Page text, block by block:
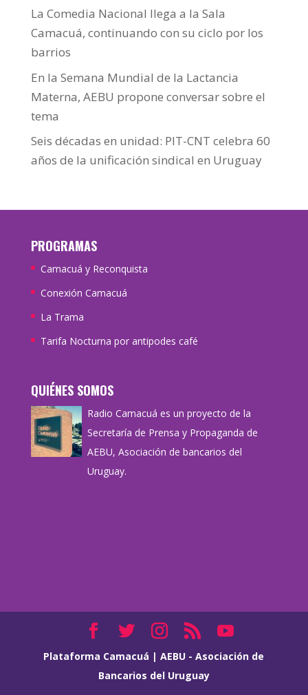
La Comedia Nacional llega a la Sala
Camacuá, continuando con su ciclo por los
barrios
En la Semana Mundial de la Lactancia
Materna, AEBU propone conversar sobre el
tema
Seis décadas en unidad: PIT-CNT celebra 60
años de la unificación sindical en Uruguay
PROGRAMAS
Camacuá y Reconquista
Conexión Camacuá
La Trama
Tarifa Nocturna por antipodes café
QUIÉNES SOMOS
Radio Camacuá es un proyecto de la
Secretaría de Prensa y Propaganda de
AEBU, Asociación de bancarios del
Uruguay.
Plataforma Camacuá |AEBU - Asociación de
Bancarios del Uruguay